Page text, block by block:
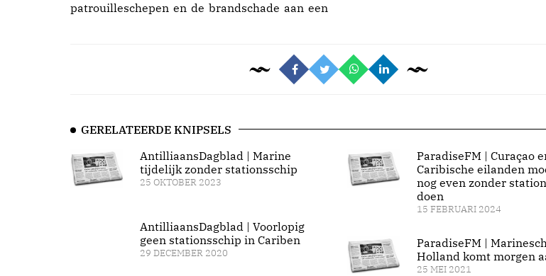
patrouilleschepen en de brandschade aan een
GERELATEERDE KNIPSELS
AntilliaansDagblad | Marine
tijdelijk zonder stationsschip
25 OKTOBER 2023
AntilliaansDagblad | Voorlopig
geen stationsschip in Cariben
29 DECEMBER 2020
ParadiseFM | Curaçao
Caribische eilanden
nog even zonder
doen
15 FEBRUARI 2024
ParadiseFM |
Holland komt morgen
25 MEI 2021